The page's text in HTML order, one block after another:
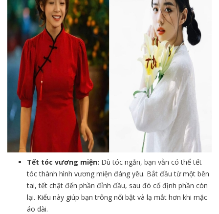
Tết tóc vương miện: Dù tóc ngắn, bạn vẫn có thể tết
tóc thành hình vương miện đáng yêu. Bắt đầu từ một bên
tai, tết chặt đến phần đỉnh đầu, sau đó cố định phần còn
lại. Kiểu này giúp bạn trông nổi bật và lạ mắt hơn khi mặc
áo dài.